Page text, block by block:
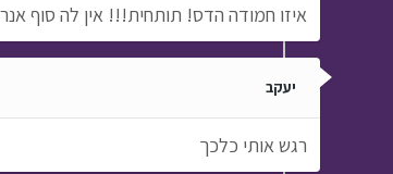
איזו חמודה הדס! תותחית!!! אין לה סוף
יעקב
רגש אותי כלכך